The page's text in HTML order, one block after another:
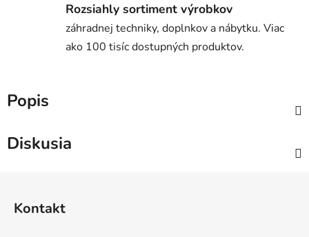
Rozsiahly sortiment výrobkov
záhradnej techniky, doplnkov a nábytku. Viac
ako 100 tisíc dostupných produktov.
Popis
Diskusia
Kontakt